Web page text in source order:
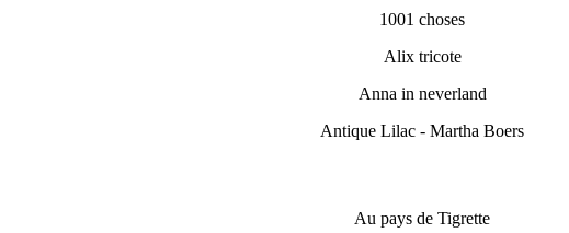
1001 choses
Alix tricote
Anna in neverland
Antique Lilac - Martha Boers
Au pays de Tigrette